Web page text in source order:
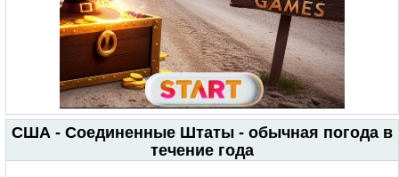
США - Соединенные Штаты - обычная погода в
течение года